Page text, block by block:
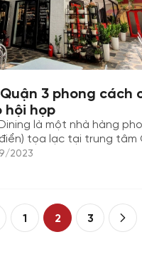
3 phong cách
hội họp
là một nhà hàng
tọa lạc tại trung tâm
gian cổ điển và sang
2023
1 2 3